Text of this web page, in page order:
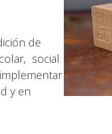
de
social
y en